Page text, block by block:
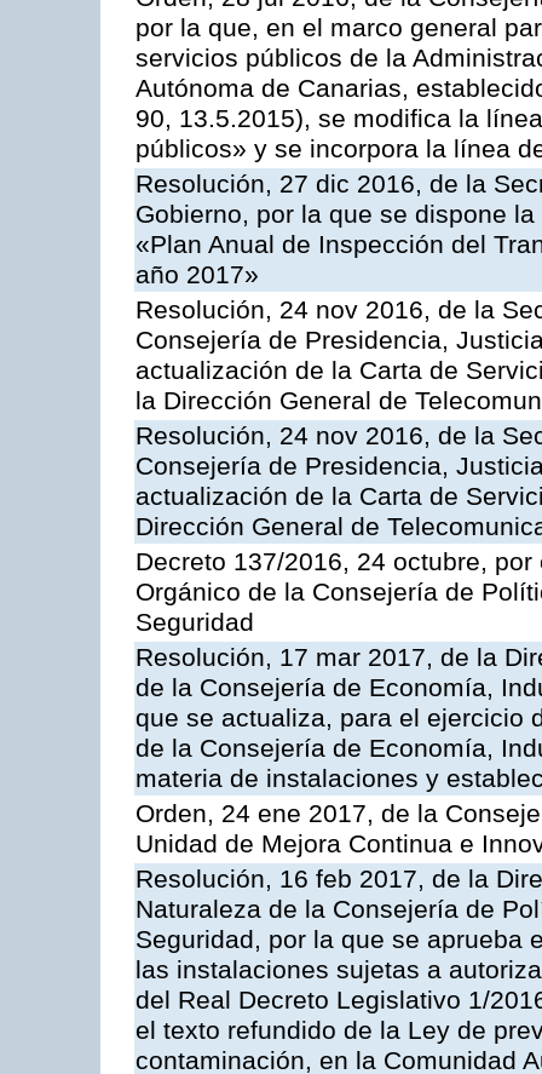
por la que, en el marco general
servicios públicos de la
Autónoma de Canarias,
90, 13.5.2015), se modifica la
públicos» y se incorpora la línea
Resolución, 27 dic 2016, de la
Gobierno, por la que se dispone
«Plan Anual de Inspección del
año 2017»
Resolución, 24 nov 2016, de la
Consejería de Presidencia,
actualización de la Carta de
la Dirección General de
Resolución, 24 nov 2016, de la
Consejería de Presidencia,
actualización de la Carta de
Dirección General de
Decreto 137/2016, 24 octubre,
Orgánico de la Consejería de
Seguridad
Resolución, 17 mar 2017, de la
de la Consejería de Economía,
que se actualiza, para el ejercicio
de la Consejería de Economía,
materia de instalaciones y
Orden, 24 ene 2017, de la
Unidad de Mejora Continua e
Resolución, 16 feb 2017, de la
Naturaleza de la Consejería de
Seguridad, por la que se aprueba
las instalaciones sujetas a
del Real Decreto Legislativo 1/
el texto refundido de la Ley de
contaminación, en la Comunidad